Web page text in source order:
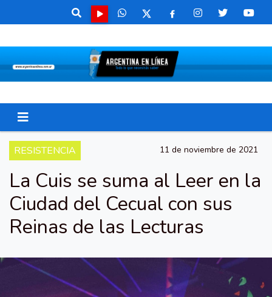
RESISTENCIA 11 de noviembre de 2021
La Cuis se suma al Leer en la
Ciudad del Cecual con sus
Reinas de las Lecturas